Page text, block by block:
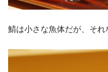
鯖は小さな魚体だが、それ